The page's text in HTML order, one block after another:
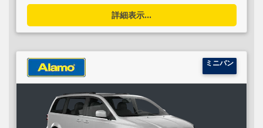
詳細表示...
ミニバン